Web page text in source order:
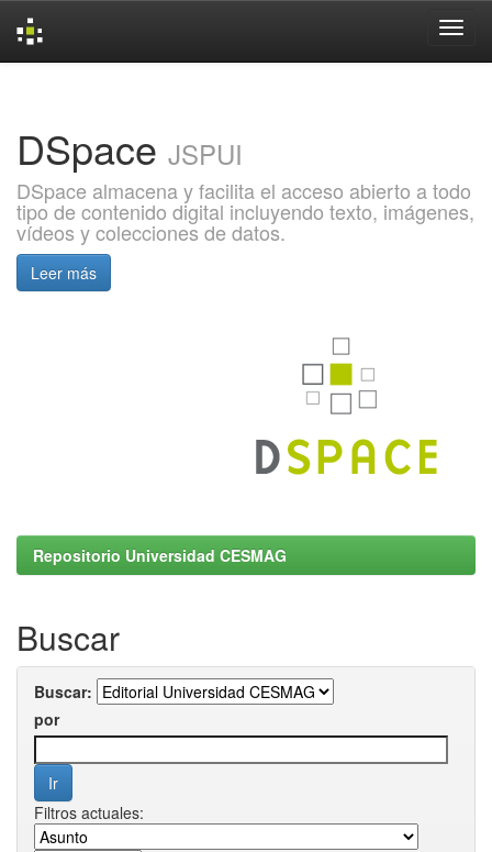
DSpace JSPUI
DSpace almacena y facilita el acceso abierto a todo
tipo de contenido digital incluyendo texto, imágenes,
vídeos y colecciones de datos.
Leer más
Repositorio Universidad CESMAG
Buscar
Buscar:
por
Filtros actuales: